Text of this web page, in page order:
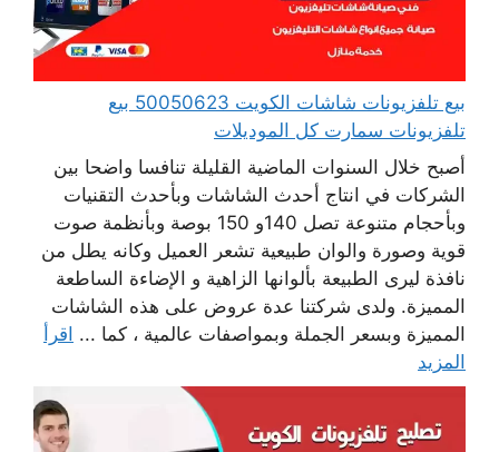
بيع تلفزيونات شاشات الكويت 50050623 بيع
تلفزيونات سمارت كل الموديلات
أصبح خلال السنوات الماضية القليلة تنافسا واضحا بين
الشركات في انتاج أحدث الشاشات وبأحدث التقنيات
وبأحجام متنوعة تصل 140و 150 بوصة وبأنظمة صوت
قوية وصورة والوان طبيعية تشعر العميل وكانه يطل من
نافذة ليرى الطبيعة بألوانها الزاهية و الإضاءة الساطعة
المميزة. ولدى شركتنا عدة عروض على هذه الشاشات
المميزة وبسعر الجملة وبمواصفات عالمية ، كما ... اقرأ
المزيد